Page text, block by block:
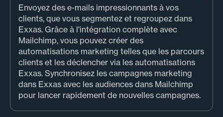
Envoyez des e-mails impressionnants à vos
clients, que vous segmentez et regroupez dans
Exxas. Grâce à l'intégration complète avec
Mailchimp, vous pouvez créer des
automatisations marketing telles que les parcours
clients et les déclencher via les automatisations
Exxas. Synchronisez les campagnes marketing
dans Exxas avec les audiences dans Mailchimp
pour lancer rapidement de nouvelles campagnes.